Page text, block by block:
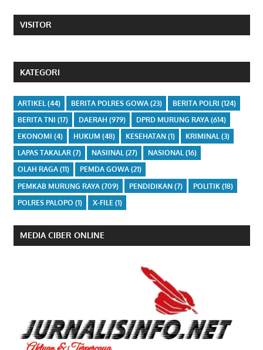
VISITOR
KATEGORI
ARTIKEL (44) BERITA POLRES GOWA(23) BERITA POLRI (124)
BERITA TNI (17) DAERAH (979) DPRD MURUNG RAYA(614)
EKONOMI (4) HUKUM (48) KESEHATAN(1) KRIMINAL(3)
LAPAS TAKALAR(7) NASIINAL(27) NASIONAL(16)
OLAH RAGA(11) PEMDA GOWA(21)
PEMKAB MURUNG RAYA(709) PENDIDIKAN(7) POLITIK(18)
POLRES PALOPO (1) X-FILE (1)
MEDIA CIBER ONLINE